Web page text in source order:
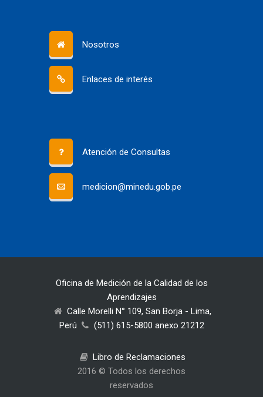
Nosotros
Enlaces de interés
Atención de Consultas
medicion@minedu.gob.pe
Oficina de Medición de la Calidad de los
Aprendizajes
Calle Morelli N° 109, San Borja - Lima,
Perú
(511) 615-5800 anexo 21212
Libro de Reclamaciones
2016 © Todos los derechos
reservados